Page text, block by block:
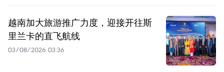
越南加大旅游推广力度，迎接开往斯
里兰卡的直飞航线
03/08/2026 03:36